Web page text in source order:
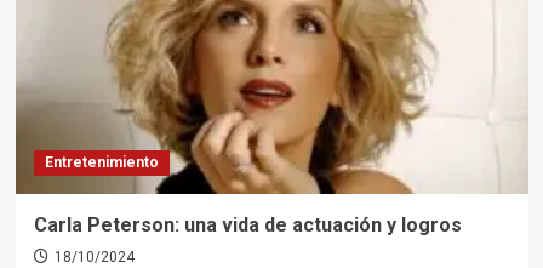
Entretenimiento
Carla Peterson: una vida de actuación y logros
18/10/2024